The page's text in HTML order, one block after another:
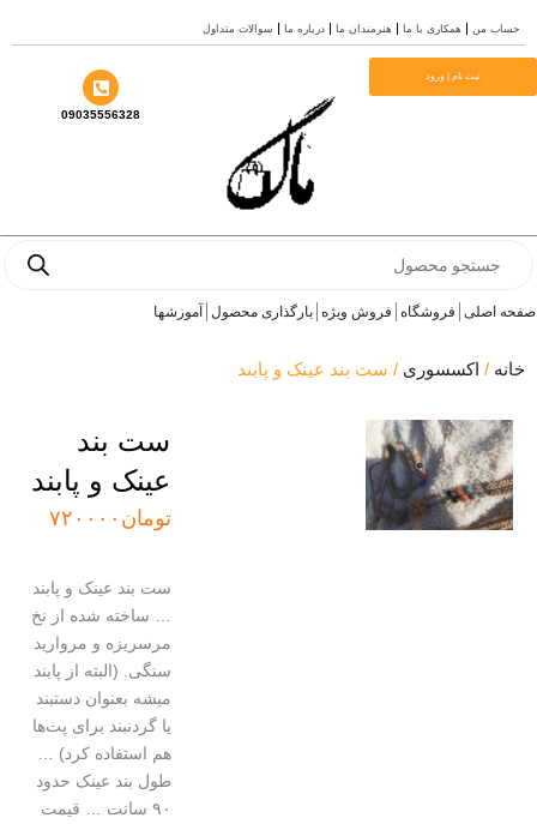
من همکاری با ما هنرمندان ما درباره ما سوالات متداول
ثبت نام | ورود
09035556328
فروشگاه فروش ویژه بارگذاری محصول آموزشها
/اکسسوری/ ست بند عینک و پابند
ست بند
عینک و پابند
تومان۷۲۰۰۰۰
ست بند عینک و پابند
… ساخته شده از نخ
مرسریزه و مروارید
سنگی. (البته از پابند
میشه بعنوان دستبند
یا گردنبند برای پت‌ها
هم استفاده کرد) …
طول بند عینک حدود
۹۰ سانت ‌… قیمت